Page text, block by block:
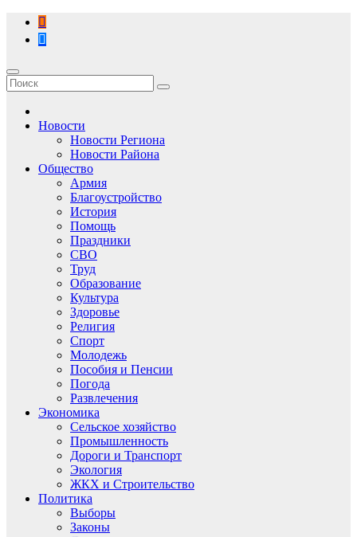
Перейти
содержимому
Новости
Новости Региона
Новости Района
Общество
Армия
Благоустройство
История
Помощь
Праздники
СВО
Труд
Образование
Культура
Здоровье
Религия
Спорт
Молодежь
Пособия и Пенсии
Погода
Развлечения
Экономика
Сельское хозяйство
Промышленность
Дороги и Транспорт
Экология
ЖКХ и Строительство
Политика
Выборы
Законы